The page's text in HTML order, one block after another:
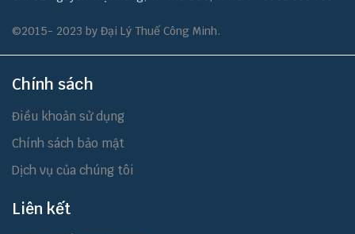
©2015- 2023 by Đại Lý Thuế Công Minh.
Chính sách
Điều khoản sử dụng
Chính sách bảo mật
Dịch vụ của chúng tôi
Liên kết